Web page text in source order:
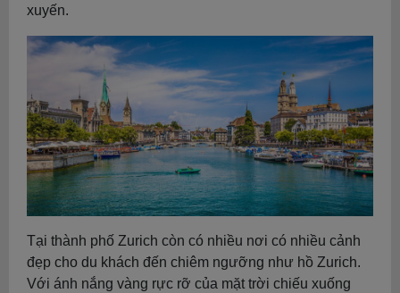
xuyến.
Tại thành phố Zurich còn có nhiều nơi có nhiều cảnh
đẹp cho du khách đến chiêm ngưỡng như hồ Zurich.
Với ánh nắng vàng rực rỡ của mặt trời chiếu xuống